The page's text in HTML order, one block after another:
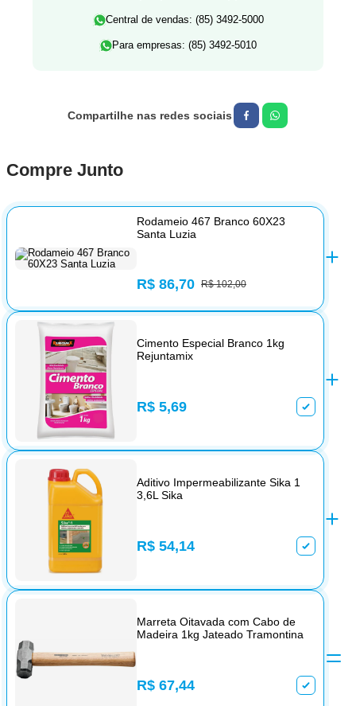
Central de vendas: (85) 3492-5000
Para empresas: (85) 3492-5010
Compre Junto
Rodameio 467 Branco 60X23
Santa Luzia
R$ 86,70 R$ 102,00
Cimento Especial Branco 1kg
Rejuntamix
R$ 5,69
Aditivo Impermeabilizante Sika 1
3,6L Sika
R$ 54,14
Marreta Oitavada com Cabo de
Madeira 1kg Jateado Tramontina
R$ 67,44